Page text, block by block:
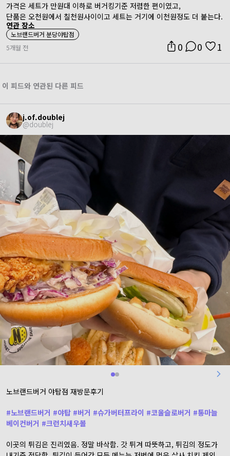
가격은 세트가 만원대 이하로 버거킹기준 저렴한 편이였고,
단품은 오천원에서 칠천원사이이고 세트는 거기에 이천원정도 더 붙는다.
연관 장소
노브랜드버거 분당야탑점
5개월 전
0 0 1
이 피드와 연관된 다른 피드
j.of.doublej
@doublej
노브랜드버거 야탑점 재방문후기
#노브랜드버거 #야탑 #버거 #슈가버터프라이 #코울슬로버거 #통마늘
베이컨버거 #크런치새우볼
이곳의 튀김은 진리였음. 정말 바삭함. 갓 튀겨 따뜻하고, 튀김의 정도가